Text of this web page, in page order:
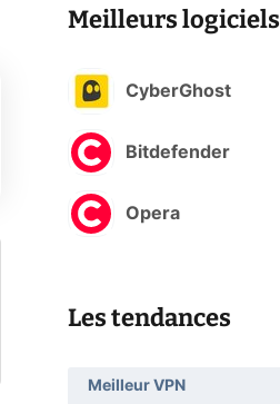
Meilleurs logiciels
CyberGhost
Bitdefender
Opera
Les tendances
Meilleur VPN